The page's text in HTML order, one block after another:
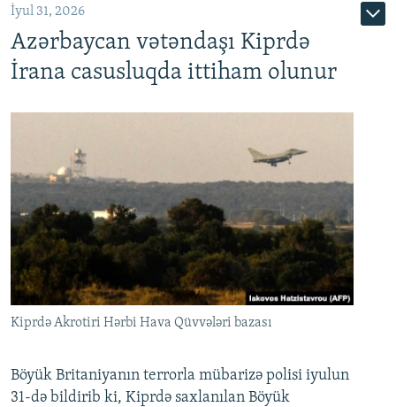
İyul 31, 2026
Azərbaycan vətəndaşı Kiprdə
İrana casusluqda ittiham olunur
Kiprdə Akrotiri Hərbi Hava Qüvvələri bazası
Böyük Britaniyanın terrorla mübarizə polisi iyulun
31-də bildirib ki, Kiprdə saxlanılan Böyük